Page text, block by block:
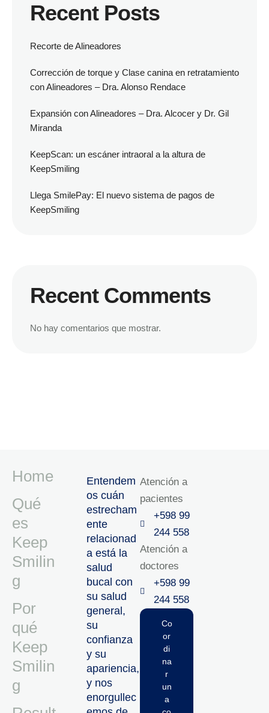
Recent Posts
Recorte de Alineadores
Corrección de torque y Clase canina en retratamiento
con Alineadores – Dra. Alonso Rendace
Expansión con Alineadores – Dra. Alcocer y Dr. Gil
Miranda
KeepScan: un escáner intraoral a la altura de
KeepSmiling
Llega SmilePay: El nuevo sistema de pagos de
KeepSmiling
Recent Comments
No hay comentarios que mostrar.
Home
Qué
es
Keep
Smilin
g
Por
qué
Keep
Smilin
g
Entendem
os cuán
estrecham
ente
relacionad
a está la
salud
bucal con
su salud
general,
su
confianza
y su
apariencia,
y nos
enorgullec
Atención a
pacientes
+598 99
244 558
Atención a
doctores
+598 99
244 558‬‬
Co
or
di
na
r
un
a